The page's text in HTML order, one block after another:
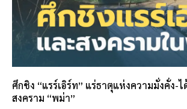
ศึกชิง “แรร์เอิร์ท” แร่ธาตุแห่งความมั่งคั่ง-
สงคราม “พม่า”